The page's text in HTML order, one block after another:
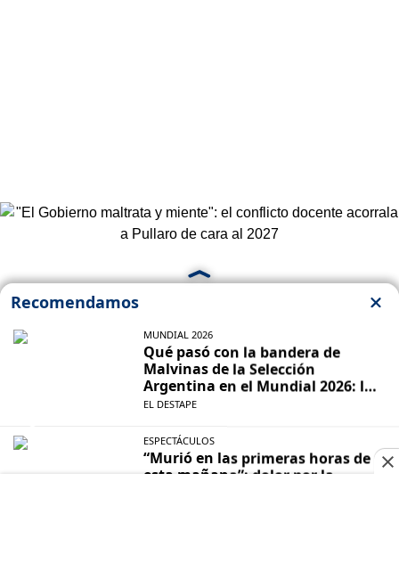
DOCENTES
"El Gobierno maltrata y miente": el